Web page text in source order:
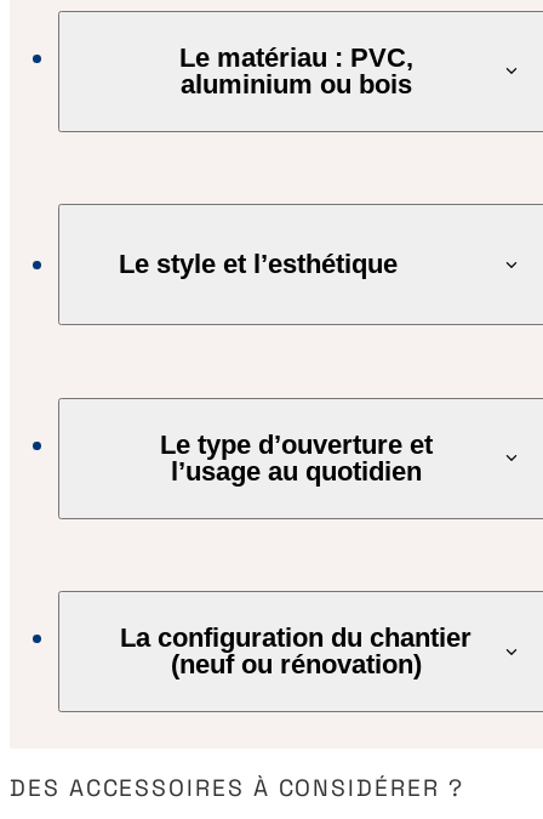
Le matériau : PVC,
aluminium ou bois
Le style et l’esthétique
Le type d’ouverture et
l’usage au quotidien
La configuration du chantier
(neuf ou rénovation)
DES ACCESSOIRES À CONSIDÉRER ?